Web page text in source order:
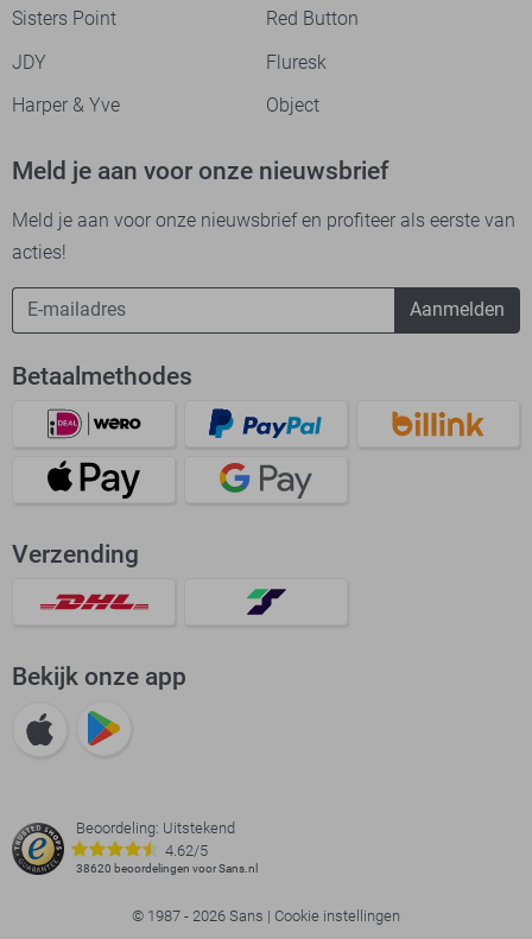
Sisters Point
Red Button
JDY
Fluresk
Harper & Yve
Object
Meld je aan voor onze nieuwsbrief
Meld je aan voor onze nieuwsbrief en profiteer als eerste van
acties!
Aanmelden
Betaalmethodes
Verzending
Bekijk onze app
Beoordeling: Uitstekend
4.62/5
38620 beoordelingen voor Sans.nl
© 1987 - 2026 Sans | Cookie instellingen